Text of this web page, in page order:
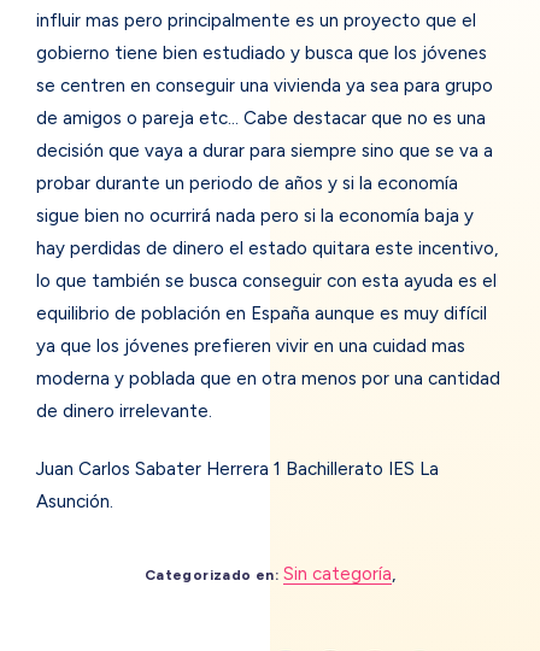
influir mas pero principalmente es un proyecto que el
gobierno tiene bien estudiado y busca que los jóvenes
se centren en conseguir una vivienda ya sea para grupo
de amigos o pareja etc… Cabe destacar que no es una
decisión que vaya a durar para siempre sino que se va a
probar durante un periodo de años y si la economía
sigue bien no ocurrirá nada pero si la economía baja y
hay perdidas de dinero el estado quitara este incentivo,
lo que también se busca conseguir con esta ayuda es el
equilibrio de población en España aunque es muy difícil
ya que los jóvenes prefieren vivir en una cuidad mas
moderna y poblada que en otra menos por una cantidad
de dinero irrelevante.
Juan Carlos Sabater Herrera 1 Bachillerato IES La
Asunción.
Categorizado en: Sin categoría